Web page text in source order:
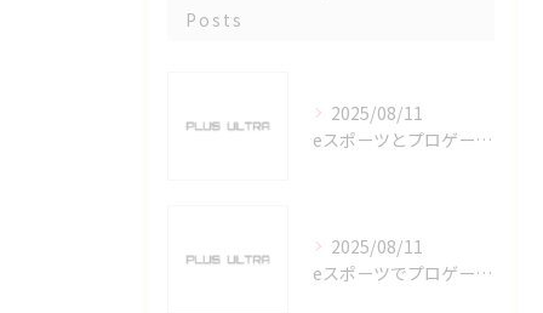
Posts
2025/08/11
eスポーツとプロゲーマーを六番町駅で目指すための実践ガイド
2025/08/11
eスポーツでプロゲーマーを目指す愛知県名古屋市の最新キャリアガイド